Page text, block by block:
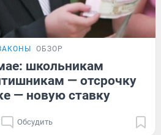
ОБЗОР
школьникам
— отсрочку
— новую ставку
Обсудить